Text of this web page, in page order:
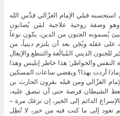
استحسنه قبلي الإمام الغزّالي قدَّس الله
وصفة روحية علاجية لمَن يُصابون
يُسمونه الجنون من الدين، يكون نوعاً
عقله ويُجَن بعد أن يلتزم دينياً، من
للجنون الديني المُبالَغة والتنطع والإيغال
النفس والخواطر: هذا خاطر إبليس وهذا
وماذا أردت بهذا؟ ويقضي ساعات المسكين
الغزّالي ومن قبله بقرون الحارث بن
تُعط الشيطان فرصة حتى أن تبصق عليه،
الدائم إلى الخير، إن نزغك مرة –
تعود إلى ما كنت فيه من خير، لا تُطِل